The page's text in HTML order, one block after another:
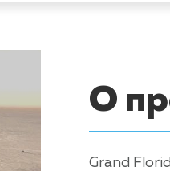
О
Grand